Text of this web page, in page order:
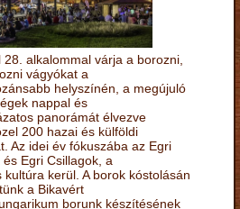
alkalommal várja a borozni,
vágyókat a
helyszínén, a megújuló
nappal és
panorámát élvezve
200 hazai és külföldi
Az idei év fókuszába az Egri
Egri Csillagok, a
kerül. A borok kóstolásán
a Bikavért
borunk készítésének